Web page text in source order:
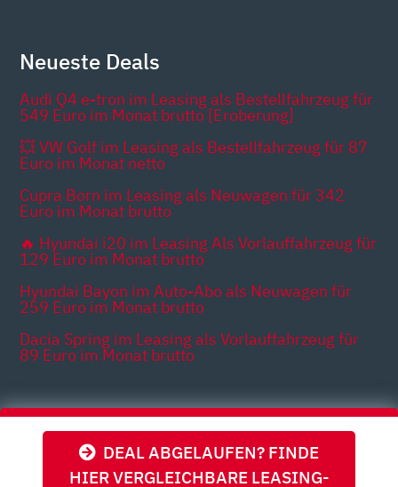
DEAL ABGELAUFEN? FINDE
HIER VERGLEICHBARE LEASING-
Neueste Deals
Audi Q4 e-tron im Leasing als Bestellfahrzeug für
549 Euro im Monat brutto [Eroberung]
💥 VW Golf im Leasing als Bestellfahrzeug für 87
Euro im Monat netto
Cupra Born im Leasing als Neuwagen für 342
Euro im Monat brutto
🔥 Hyundai i20 im Leasing Als Vorlauffahrzeug für
129 Euro im Monat brutto
Hyundai Bayon im Auto-Abo als Neuwagen für
259 Euro im Monat brutto
Dacia Spring im Leasing als Vorlauffahrzeug für
89 Euro im Monat brutto